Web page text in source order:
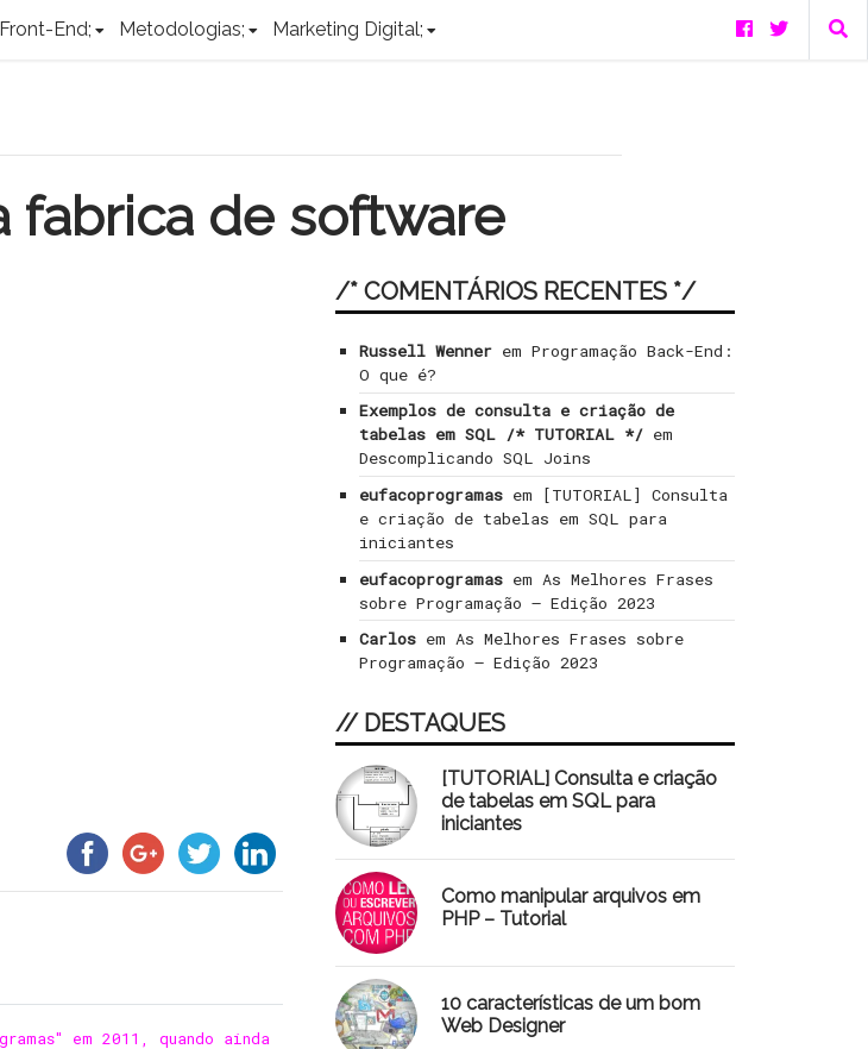
Front-End; Metodologias; Marketing Digital;
fabrica de software
em 2011, quando ainda
/* COMENTÁRIOS RECENTES */
Russell Wenner em Programação Back-End:
O que é?
Exemplos de consulta e criação de
tabelas em SQL /* TUTORIAL */ em
Descomplicando SQL Joins
eufacoprogramas em
[TUTORIAL] Consulta
e criação de tabelas em SQL para
iniciantes
eufacoprogramas em As Melhores Frases
sobre Programação – Edição 2023
Carlos em As Melhores Frases sobre
Programação – Edição 2023
// DESTAQUES
[TUTORIAL] Consulta e criação
de tabelas em SQL para
iniciantes
Como manipular arquivos em
PHP – Tutorial
10 características de um bom
Web Designer